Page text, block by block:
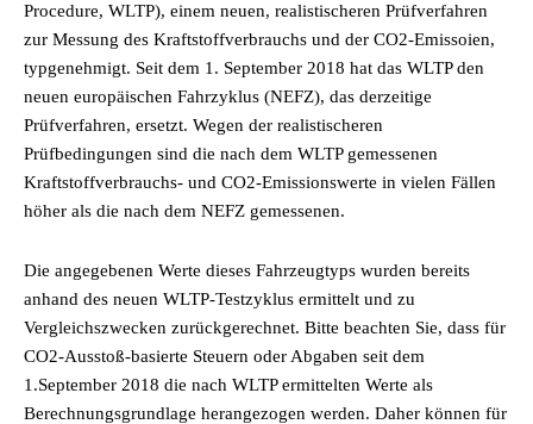
Procedure, WLTP), einem neuen, realistischeren Prüfverfahren
zur Messung des Kraftstoffverbrauchs und der CO2-Emissoien,
typgenehmigt. Seit dem 1. September 2018 hat das WLTP den
neuen europäischen Fahrzyklus (NEFZ), das derzeitige
Prüfverfahren, ersetzt. Wegen der realistischeren
Prüfbedingungen sind die nach dem WLTP gemessenen
Kraftstoffverbrauchs- und CO2-Emissionswerte in vielen Fällen
höher als die nach dem NEFZ gemessenen.
Die angegebenen Werte dieses Fahrzeugtyps wurden bereits
anhand des neuen WLTP-Testzyklus ermittelt und zu
Vergleichszwecken zurückgerechnet. Bitte beachten Sie, dass für
CO2-Ausstoß-basierte Steuern oder Abgaben seit dem
1.September 2018 die nach WLTP ermittelten Werte als
Berechnungsgrundlage herangezogen werden. Daher können für